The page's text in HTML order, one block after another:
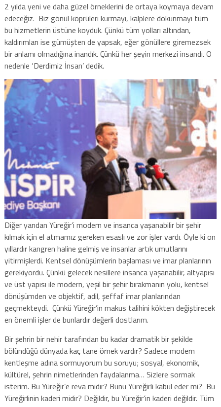
2 yılda yeni ve daha güzel örneklerini de ortaya koymaya devam
edeceğiz. Biz gönül köprüleri kurmayı, kalplere dokunmayı tüm
bu hizmetlerin üstüne koyduk. Çünkü tüm yolları altından,
kaldırımları ise gümüşten de yapsak, eğer gönüllere giremezsek
bir anlamı olmadığına inandık. Çünkü her şeyin merkezi insandı. O
nedenle ‘Derdimiz İnsan’ dedik.
Diğer yandan Yüreğir’i modern ve insanca yaşanabilir bir şehir
kılmak için el atmamız gereken esaslı ve zor işler vardı. Öyle ki on
yıllardır kangren haline gelmiş ve insanlar artık umutlarını
yitirmişlerdi. Kentsel dönüşümlerin başlaması ve imar planlarının
gerekiyordu. Çünkü gelecek nesillere insanca yaşanabilir, altyapısı
ve üst yapısı ile modern, yeşil bir şehir bırakmanın yolu, kentsel
dönüşümden ve objektif, adil, şeffaf imar planlarından
geçmekteydi. Çünkü Yüreğir’in makus talihini kökten değiştirecek
en önemli işler de bunlardır değerli dostlarım.
Bir şehrin bir nehir tarafından bu kadar dramatik bir şekilde
bölündüğü dünyada kaç tane örnek vardır? Sadece modern
kentleşme adına sormuyorum bu soruyu; sosyal, ekonomik,
kültürel, şehrin nimetlerinden faydalanma… Sizlere sormak
isterim. Bu Yüreğir’e reva mıdır? Bunu Yüreğirli kabul eder mi? Bu
Yüreğirlinin kaderi midir? Değildir, bu Yüreğir’in kaderi değildir. Tüm